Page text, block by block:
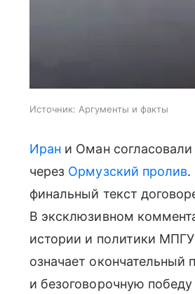
Источник: Аргументы и факты
Иран и Оман
через Ормузский пролив.
финальный текст
В эксклюзивном
истории и политики
означает окончательный
и безоговорочную победу